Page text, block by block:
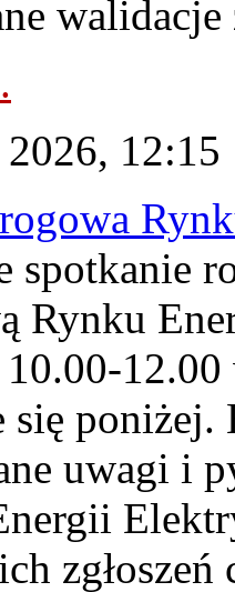
12:15
spotkanie
Rynku
się poniżej.
uwagi i